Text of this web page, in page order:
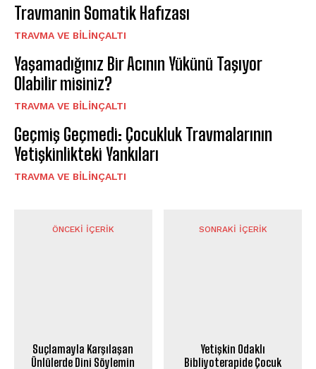
Travmanin Somatik Hafızası
⁠TRAVMA VE BILINÇALTI
Yaşamadığınız Bir Acının Yükünü Taşıyor
Olabilir misiniz?
⁠TRAVMA VE BILINÇALTI
Geçmiş Geçmedi: Çocukluk Travmalarının
Yetişkinlikteki Yankıları
⁠TRAVMA VE BILINÇALTI
ÖNCEKI İÇERIK
Suçlamayla Karşılaşan
Ünlülerde Dini Söylemin
SONRAKI İÇERIK
Yetişkin Odaklı
Bibliyoterapide Çocuk